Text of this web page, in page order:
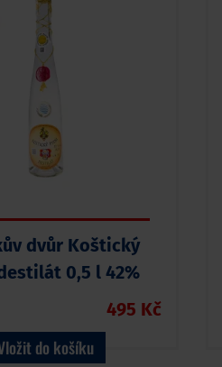
dvůr Koštický
0,5 l 42%
495 Kč
do košíku